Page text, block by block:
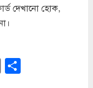
দেখানো হোক,
Copy
Link